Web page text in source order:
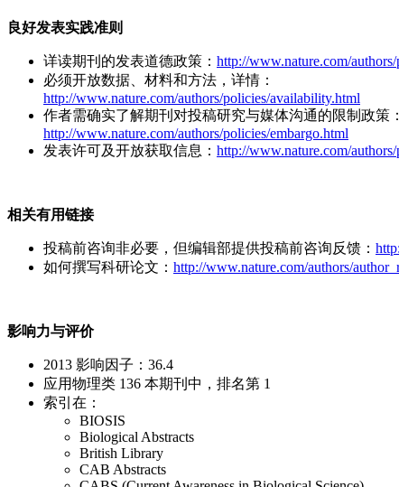
良好发表实践准则
详读期刊的发表道德政策： http://www.nature.com/
必须开放数据、材料和方法，详情：
http://www.nature.com/authors/policies/availability.html
作者需确实了解期刊对投稿研究与媒体沟通的限制政策：
http://www.nature.com/authors/policies/embargo.html
发表许可及开放获取信息： http://www.nature.com/
相关有用链接
投稿前咨询非必要，但编辑部提供投稿前咨询反馈：
如何撰写科研论文： http://www.nature.com/authors/
影响力与评价
2013 影响因子：36.4
应用物理类 136 本期刊中，排名第 1
索引在：
BIOSIS
Biological Abstracts
British Library
CAB Abstracts